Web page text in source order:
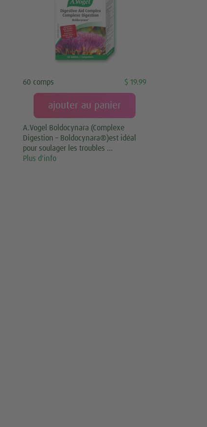
60 comps $ 19.99
ajouter au panier
A.Vogel Boldocynara (Complexe
Digestion – Boldocynara®)est idéal
pour soulager les troubles …
Plus d'info